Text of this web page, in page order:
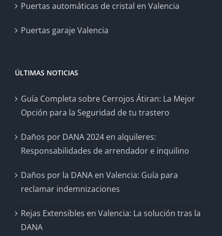
Puertas automáticas de cristal en Valencia
Puertas garaje Valencia
ÚLTIMAS NOTICIAS
Guía Completa sobre Cerrojos Átiran: La Mejor
Opción para la Seguridad de tu trastero
Daños por DANA 2024 en alquileres:
Responsabilidades de arrendador e inquilino
Daños por la DANA en Valencia: Guía para
reclamar indemnizaciones
Rejas Extensibles en Valencia: La solución tras la
DANA